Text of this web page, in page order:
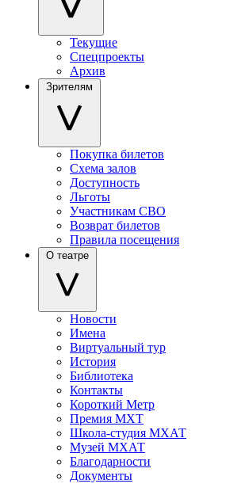
Текущие
Спецпроекты
Архив
Зрителям
Покупка билетов
Схема залов
Доступность
Льготы
Участникам СВО
Возврат билетов
Правила посещения
О театре
Новости
Имена
Виртуальный тур
История
Библиотека
Контакты
Короткий Метр
Премия МХТ
Школа-студия МХАТ
Музей МХАТ
Благодарности
Документы